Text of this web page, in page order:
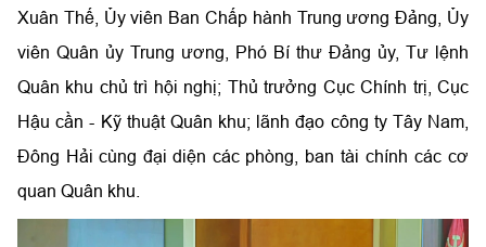
Xuân Thế, Ủy viên Ban Chấp hành Trung ương Đảng, Ủy
viên Quân ủy Trung ương, Phó Bí thư Đảng ủy, Tư lệnh
Quân khu chủ trì hội nghị; Thủ trưởng Cục Chính trị, Cục
Hậu cần - Kỹ thuật Quân khu; lãnh đạo công ty Tây Nam,
Đông Hải cùng đại diện các phòng, ban tài chính các cơ
quan Quân khu.